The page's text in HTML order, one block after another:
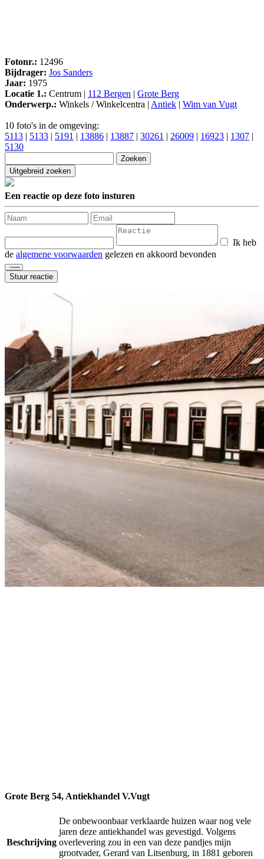
Fotonr.: 12496
Bijdrager: Jos Sanders
Jaar: 1975
Locatie 1.: Centrum | 112 Bergen | Grote Berg
Onderwerp.: Winkels / Winkelcentra | Antiek | Wim van Vugt
10 foto's in de omgeving:
5113 | 5133 | 5191 | 13886 | 13887 | 30261 | 26009 | 16923 | 1307 |
5130
Een reactie op deze foto insturen
Ik heb
de algemene voorwaarden gelezen en akkoord bevonden
Grote Berg 54, Antiekhandel V.Vugt
Beschrijving
De onbewoonbaar verklaarde huizen waar nog vele
jaren deze antiekhandel was gevestigd. Volgens
overlevering zou in een van deze pandjes mijn
grootvader, Gerard van Litsenburg, in 1881 geboren